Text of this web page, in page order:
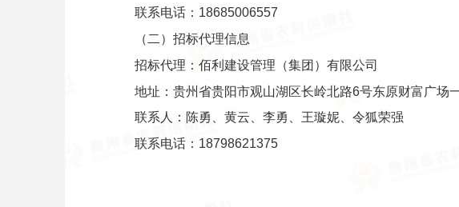
联系电话：18685006557
（二）招标代理信息
招标代理：佰利建设管理（集团）有限公司
地址：贵州省贵阳市观山湖区长岭北路6号东原财富广场
联系人：陈勇、黄云、李勇、王璇妮、令狐荣强
联系电话：18798621375